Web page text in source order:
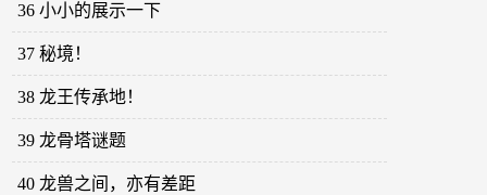
36 小小的展示一下
37 秘境！
38 龙王传承地！
39 龙骨塔谜题
40 龙兽之间，亦有差距